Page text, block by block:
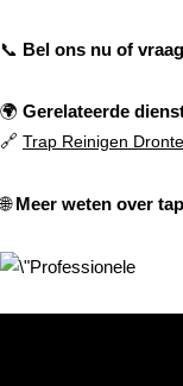
📞 Bel ons nu of
🌍 Gerelateerde
🔗 Trap Reinigen
🌐Meer weten over